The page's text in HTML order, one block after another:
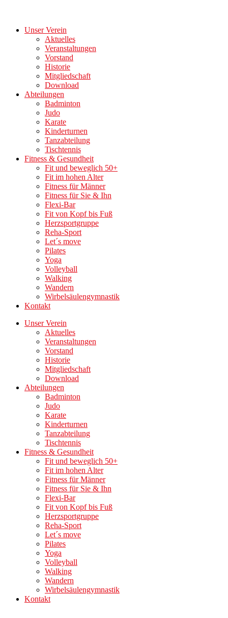
Unser Verein
Aktuelles
Veranstaltungen
Vorstand
Historie
Mitgliedschaft
Download
Abteilungen
Badminton
Judo
Karate
Kinderturnen
Tanzabteilung
Tischtennis
Fitness & Gesundheit
Fit und beweglich 50+
Fit im hohen Alter
Fitness für Männer
Fitness für Sie & Ihn
Flexi-Bar
Fit von Kopf bis Fuß
Herzsportgruppe
Reha-Sport
Let´s move
Pilates
Yoga
Volleyball
Walking
Wandern
Wirbelsäulengymnastik
Kontakt
Unser Verein
Aktuelles
Veranstaltungen
Vorstand
Historie
Mitgliedschaft
Download
Abteilungen
Badminton
Judo
Karate
Kinderturnen
Tanzabteilung
Tischtennis
Fitness & Gesundheit
Fit und beweglich 50+
Fit im hohen Alter
Fitness für Männer
Fitness für Sie & Ihn
Flexi-Bar
Fit von Kopf bis Fuß
Herzsportgruppe
Reha-Sport
Let´s move
Pilates
Yoga
Volleyball
Walking
Wandern
Wirbelsäulengymnastik
Kontakt